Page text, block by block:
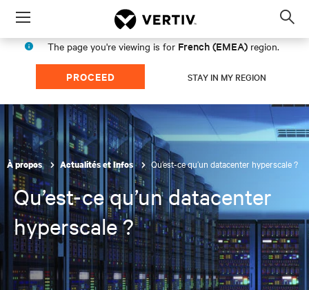
Menu
The page you're viewing is for French (EMEA) region.
PROCEED STAY IN MY REGION
À propos Actualités et Infos Qu’est-ce qu’un datacenter hyperscale ?
Qu’est-ce qu’un datacenter
hyperscale ?